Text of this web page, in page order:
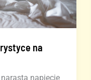
na
napięcie